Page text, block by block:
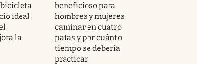
ideal
la
beneficioso para
hombres y mujeres
caminar en cuatro
patas y por cuánto
tiempo se debería
practicar